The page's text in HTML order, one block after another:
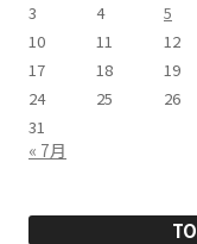
3
4 5
10
11 12
17
18 19
24
25 26
31
« 7月